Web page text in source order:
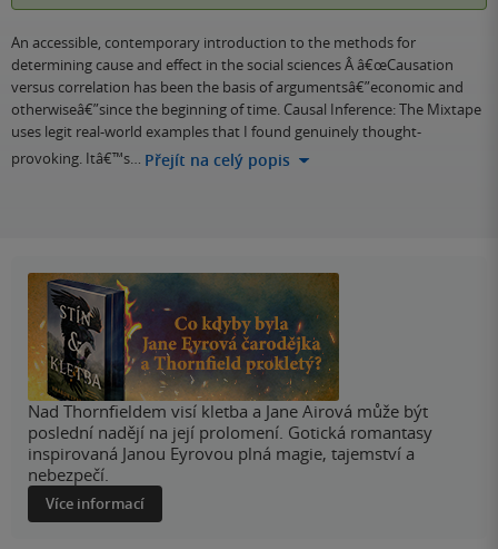
An accessible, contemporary introduction to the methods for
determining cause and effect in the social sciences Â â€œCausation
versus correlation has been the basis of argumentsâ€”economic and
otherwiseâ€”since the beginning of time. Causal Inference: The Mixtape
uses legit real-world examples that I found genuinely thought-
provoking. Itâ€™s… Přejít na celý popis
Nad Thornfieldem visí kletba a Jane Airová může být
poslední nadějí na její prolomení. Gotická romantasy
inspirovaná Janou Eyrovou plná magie, tajemství a
nebezpečí.
Více informací